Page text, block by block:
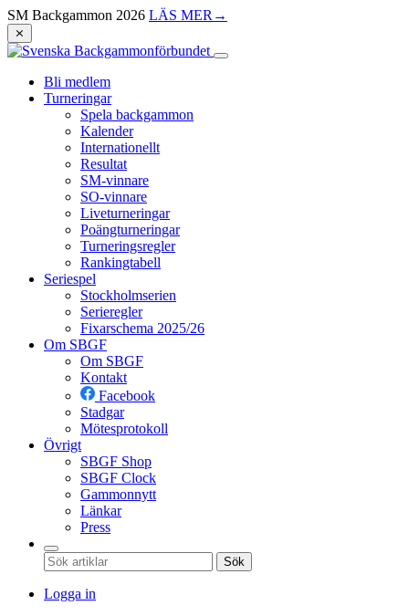
SM Backgammon 2026 LÄS MER →
⨯
Bli medlem
Turneringar
Spela backgammon
Kalender
Internationellt
Resultat
SM-vinnare
SO-vinnare
Liveturneringar
Poängturneringar
Turneringsregler
Rankingtabell
Seriespel
Stockholmserien
Serieregler
Fixarschema 2025/26
Om SBGF
Om SBGF
Kontakt
Facebook
Stadgar
Mötesprotokoll
Övrigt
SBGF Shop
SBGF Clock
Gammonnytt
Länkar
Press
Sök
Logga in